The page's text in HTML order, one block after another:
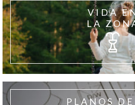
VIDA
LA
PLANOS